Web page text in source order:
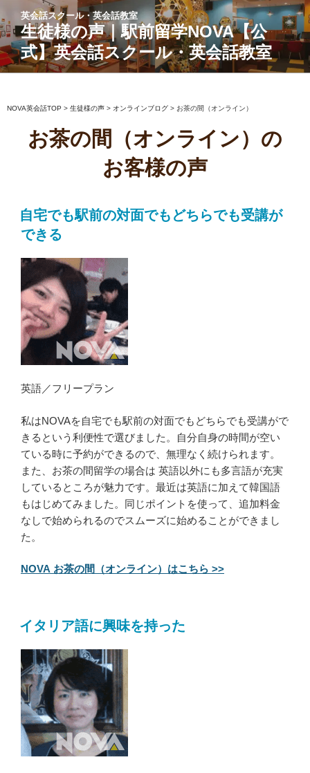
ン
テ
ン
ツ
ス
英会話スクール・英会話教室
生徒様の声｜駅前留学NOVA【公
式】英会話スクール・英会話教室
NOVA英会話TOP > 生徒様の声 > オンラインブログ > お茶の間（オンライン）
お茶の間（オンライン）の
お客様の声
自宅でも駅前の対面でもどちらでも受講が
できる
英語／フリープラン
私はNOVAを自宅でも駅前の対面でもどちらでも受講がで
きるという利便性で選びました。自分自身の時間が空い
ている時に予約ができるので、無理なく続けられます。
また、お茶の間留学の場合は 英語以外にも多言語が充実
しているところが魅力です。最近は英語に加えて韓国語
もはじめてみました。同じポイントを使って、追加料金
なしで始められるのでスムーズに始めることができまし
た。
NOVA お茶の間（オンライン）はこちら >>
イタリア語に興味を持った